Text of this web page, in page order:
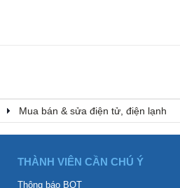
Mua bán & sửa điện tử, điện lạnh
THÀNH VIÊN CẦN CHÚ Ý
Thông báo BQT